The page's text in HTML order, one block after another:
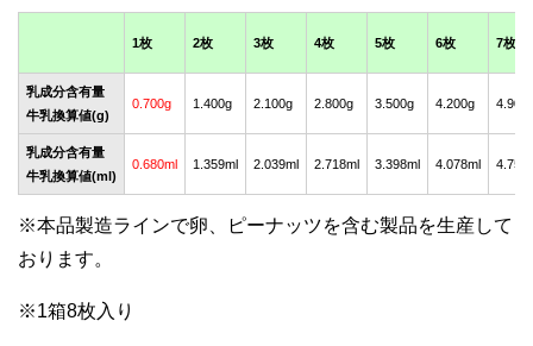
1枚 2枚 3枚 4枚 5枚 6枚 7枚
乳成分含有量
牛乳換算値(g)
0.700g 1.400g 2.100g 2.800g 3.500g 4.200g
乳成分含有量
牛乳換算値(ml)
0.680ml 1.359ml 2.039ml 2.718ml 3.398ml 4.078ml
※本品製造ラインで卵、ピーナッツを含む製品を生産して
おります。
※1箱8枚入り